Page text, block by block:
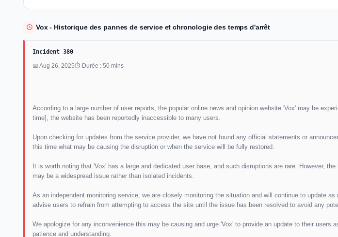
Vox - Historique des pannes de service et chronologie des temps d'arrêt
Incident 380
📅 Aug 26, 2025⏱ Durée : 50 mins
According to a large number of user reports, the popular online news and opinion website 'Vox' may be
time], the website has been reportedly inaccessible to many users.
Upon checking for updates from the service provider, we have not found any official statements or
this time what may be causing the disruption or when the service will be fully restored.
It is worth noting that 'Vox' has a large and dedicated user base, and such disruptions are rare. However,
may be a widespread issue rather than isolated incidents.
As an independent monitoring service, we are closely monitoring the situation and will continue to update
advise users to refrain from attempting to access the site until the issue has been resolved to avoid any
We apologize for any inconvenience this may be causing and urge 'Vox' to provide an update to their users
patience and understanding.